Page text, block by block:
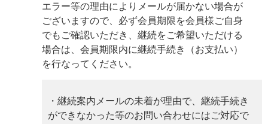
エラー等の理由によりメールが届かない場合が
ございますので、必ず会員期限を会員様ご自身
でもご確認いただき、継続をご希望いただける
場合は、会員期限内に継続手続き（お支払い）
を行なってください。
・継続案内メールの未着が理由で、継続手続き
ができなかった等のお問い合わせにはご対応で